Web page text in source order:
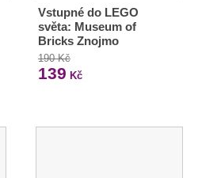
Vstupné do LEGO
světa: Museum of
Bricks Znojmo
190 Kč
139 Kč